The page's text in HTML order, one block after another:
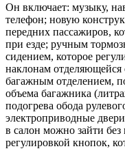
Он включает: музыку,
телефон; новую
передних пассажиров,
при езде; ручным
сидением, которое
наклонам
багажным отделением,
объема багажника
подогрева обода
электроприводные
в салон можно зайти
регулировкой кнопок,